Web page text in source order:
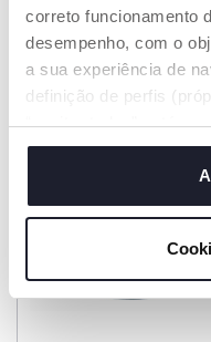
correto funcionamento
desempenho, com o
a sua experiência de
definição de perfis
“aceitar todos” está a
cookies. Se quiser
consentimento de
"mostrar detalhes". Ao
são necessários e
funcionamento desta